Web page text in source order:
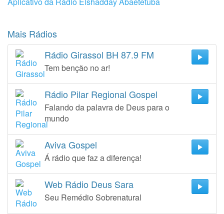
Mais Rádios
Rádio Girassol BH 87.9 FM
Tem benção no ar!
Rádio Pilar Regional Gospel
Falando da palavra de Deus para o
mundo
Aviva Gospel
Á rádio que faz a diferença!
Web Rádio Deus Sara
Seu Remédio Sobrenatural